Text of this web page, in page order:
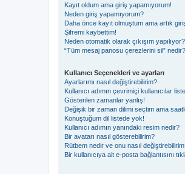
Kayıt oldum ama giriş yapamıyorum!
Neden giriş yapamıyorum?
Daha önce kayıt olmuştum ama artık
Şifremi kaybettim!
Neden otomatik olarak çıkışım yapılıyor?
“Tüm mesaj panosu çerezlerini sil” nedir?
Kullanıcı Seçenekleri ve ayarları
Ayarlarımı nasıl değiştirebilirim?
Kullanıcı adımın çevrimiçi kullanıcılar
Gösterilen zamanlar yanlış!
Değişik bir zaman dilimi seçtim ama
Konuştuğum dil listede yok!
Kullanıcı adımın yanındaki resim nedir?
Bir avatarı nasıl gösterebilirim?
Rütbem nedir ve onu nasıl
Bir kullanıcıya ait e-posta bağlantısını